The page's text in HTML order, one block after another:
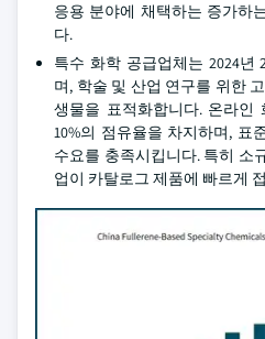
응용 분야에 채택하는 증가하
다.
특수 화학 공급업체는 2024년
며, 학술 및 산업 연구를 위한
생물을 표적화합니다. 온라인
10%의 점유율을 차지하며, 표
수요를 충족시킵니다. 특히 소
업이 카탈로그 제품에 빠르게